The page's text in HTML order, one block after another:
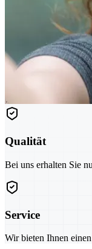
Qualität
Bei uns erhalten Sie
Service
Wir bieten Ihnen